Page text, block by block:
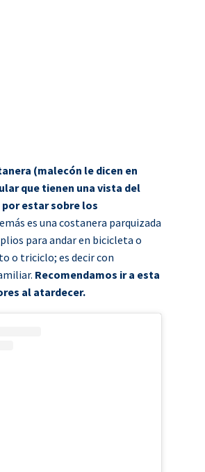
(malecón le dicen en
que tienen una vista del
estar sobre los
es una costanera parquizada
para andar en bicicleta o
o triciclo; es decir con
Recomendamos ir a esta
al atardecer.